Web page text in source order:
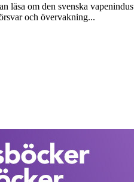
läsa om den svenska
och övervakning...